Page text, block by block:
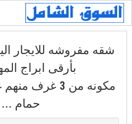
شقه مفروشه للايجار
بأرقى ابراج
حمام ...